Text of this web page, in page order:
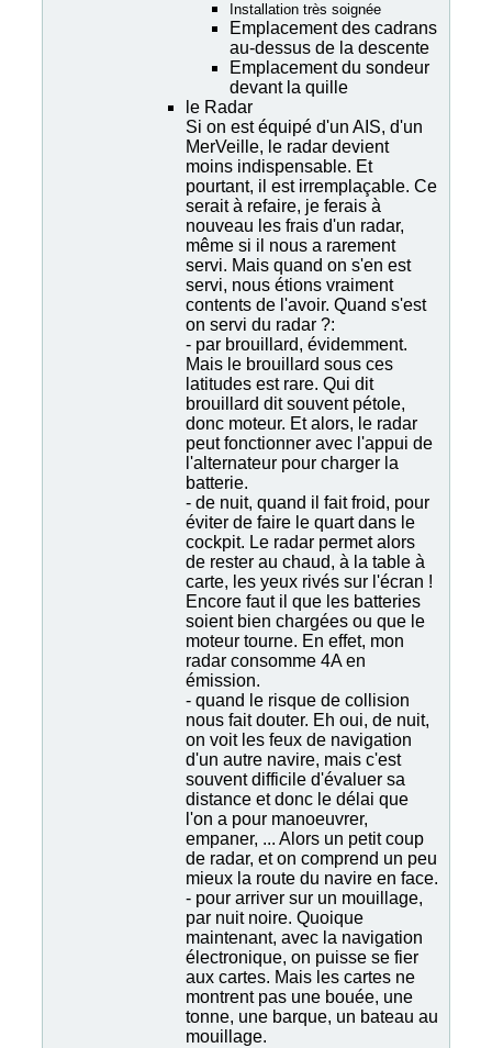
Installation très soignée
Emplacement des cadrans
au-dessus de la descente
Emplacement du sondeur
devant la quille
le Radar
Si on est équipé d'un AIS, d'un
MerVeille, le radar devient
moins indispensable. Et
pourtant, il est irremplaçable. Ce
serait à refaire, je ferais à
nouveau les frais d'un radar,
même si il nous a rarement
servi. Mais quand on s'en est
servi, nous étions vraiment
contents de l'avoir. Quand s'est
on servi du radar ?:
- par brouillard, évidemment.
Mais le brouillard sous ces
latitudes est rare. Qui dit
brouillard dit souvent pétole,
donc moteur. Et alors, le radar
peut fonctionner avec l'appui de
l'alternateur pour charger la
batterie.
- de nuit, quand il fait froid, pour
éviter de faire le quart dans le
cockpit. Le radar permet alors
de rester au chaud, à la table à
carte, les yeux rivés sur l'écran !
Encore faut il que les batteries
soient bien chargées ou que le
moteur tourne. En effet, mon
radar consomme 4A en
émission.
- quand le risque de collision
nous fait douter. Eh oui, de nuit,
on voit les feux de navigation
d'un autre navire, mais c'est
souvent difficile d'évaluer sa
distance et donc le délai que
l'on a pour manoeuvrer,
empaner, ... Alors un petit coup
de radar, et on comprend un peu
mieux la route du navire en face.
- pour arriver sur un mouillage,
par nuit noire. Quoique
maintenant, avec la navigation
électronique, on puisse se fier
aux cartes. Mais les cartes ne
montrent pas une bouée, une
tonne, une barque, un bateau au
mouillage.